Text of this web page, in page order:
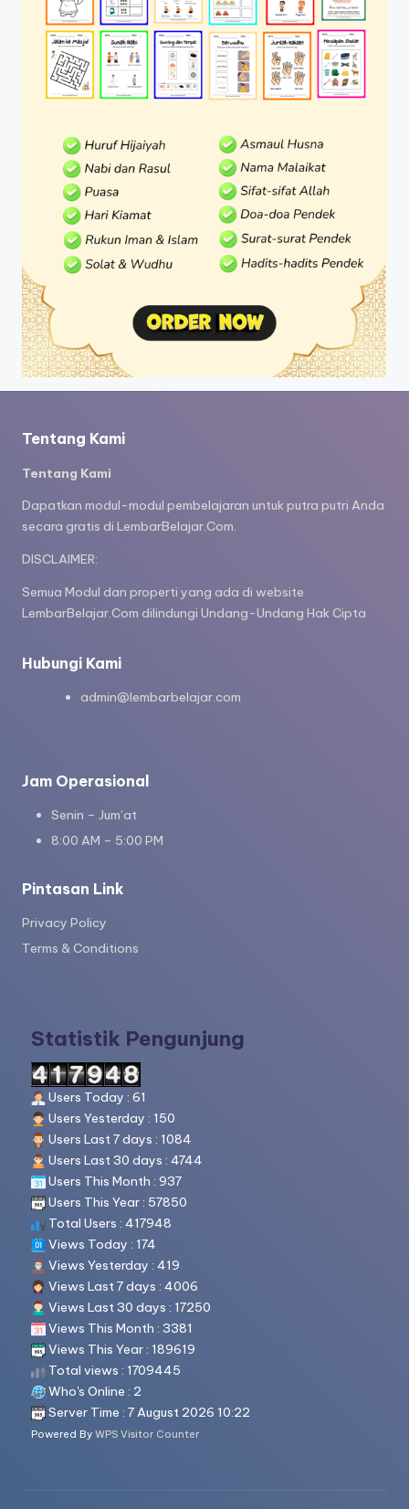
Tentang Kami
Tentang Kami
Dapatkan modul-modul pembelajaran untuk putra putri Anda
secara gratis di LembarBelajar.Com.
DISCLAIMER:
Semua Modul dan properti yang ada di website
LembarBelajar.Com dilindungi Undang-Undang Hak Cipta
Hubungi Kami
admin@lembarbelajar.com
Jam Operasional
Senin – Jum’at
8:00 AM – 5:00 PM
Pintasan Link
Privacy Policy
Terms & Conditions
Statistik Pengunjung
Users Today : 61
Users Yesterday : 150
Users Last 7 days : 1084
Users Last 30 days : 4744
Users This Month : 937
Users This Year : 57850
Total Users : 417948
Views Today : 174
Views Yesterday : 419
Views Last 7 days : 4006
Views Last 30 days : 17250
Views This Month : 3381
Views This Year : 189619
Total views : 1709445
Who's Online : 2
Server Time : 7 August 2026 10:22
Powered By WPS Visitor Counter